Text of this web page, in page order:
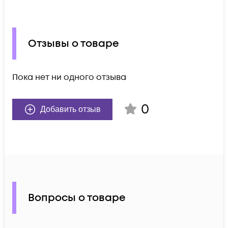
Отзывы о товаре
Пока нет ни одного отзыва
Добавить отзыв 0
Вопросы о товаре